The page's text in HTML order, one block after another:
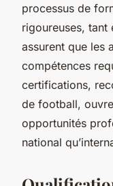
processus de
rigoureuses, tant
assurent que les
compétences
certifications,
de football,
opportunités
national